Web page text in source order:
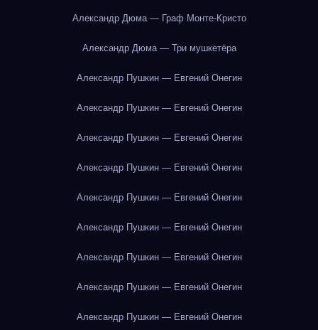
Александр Дюма — Граф Монте-Кристо
Александр Дюма — Три мушкетёра
Александр Пушкин — Евгений Онегин
Александр Пушкин — Евгений Онегин
Александр Пушкин — Евгений Онегин
Александр Пушкин — Евгений Онегин
Александр Пушкин — Евгений Онегин
Александр Пушкин — Евгений Онегин
Александр Пушкин — Евгений Онегин
Александр Пушкин — Евгений Онегин
Александр Пушкин — Евгений Онегин